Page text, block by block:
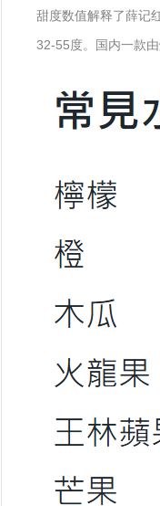
甜度数值解释了薛记
32-55度。国内一款